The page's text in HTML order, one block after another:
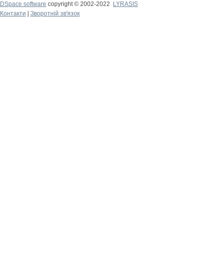
DSpace software copyright © 2002-2022
LYRASIS
Контакти
Зворотній зв'язок